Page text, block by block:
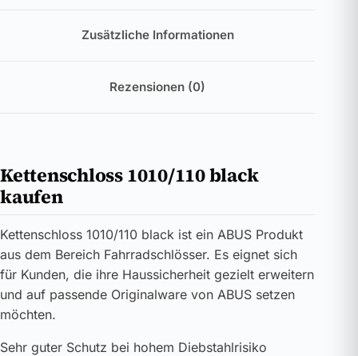
Zusätzliche Informationen
Rezensionen (0)
Kettenschloss 1010/110 black
kaufen
Kettenschloss 1010/110 black ist ein ABUS Produkt
aus dem Bereich Fahrradschlösser. Es eignet sich
für Kunden, die ihre Haussicherheit gezielt erweitern
und auf passende Originalware von ABUS setzen
möchten.
Sehr guter Schutz bei hohem Diebstahlrisiko